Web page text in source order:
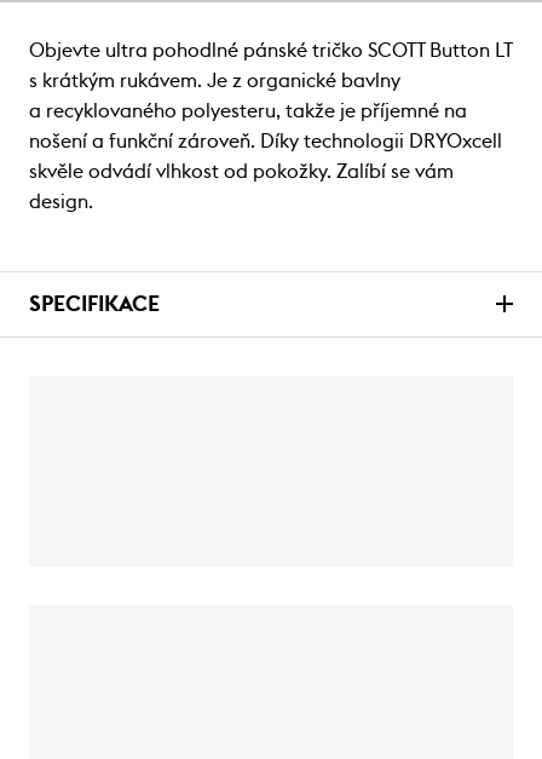
Objevte ultra pohodlné pánské tričko SCOTT Button LT
s krátkým rukávem. Je z organické bavlny
a recyklovaného polyesteru, takže je příjemné na
nošení a funkční zároveň. Díky technologii DRYOxcell
skvěle odvádí vlhkost od pokožky. Zalíbí se vám
design.
SPECIFIKACE